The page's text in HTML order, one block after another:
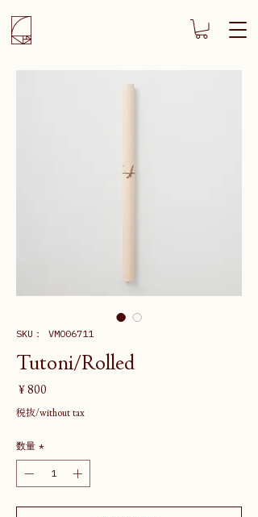
SKU： VMO06711
Tutoni/Rolled
￥800
税抜/without tax
数量 *